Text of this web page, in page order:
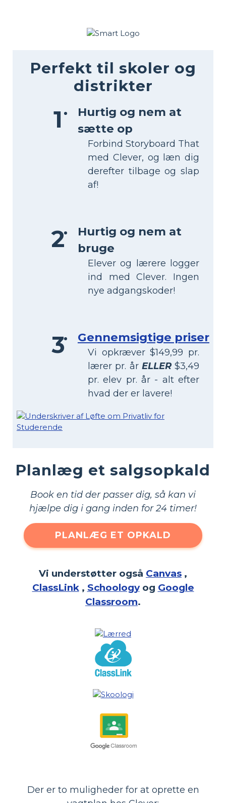
Perfekt til skoler og
distrikter
Hurtig og nem at
sætte op
Forbind Storyboard That
med Clever, og læn dig
derefter tilbage og slap
af!
Hurtig og nem at
bruge
Elever og lærere logger
ind med Clever. Ingen
nye adgangskoder!
Gennemsigtige priser
Vi opkræver $149,99 pr.
lærer pr. år ELLER$3,49
pr. elev pr. år - alt efter
hvad der er lavere!
Planlæg et salgsopkald
Book en tid der passer dig, så kan vi
hjælpe dig i gang inden for 24 timer!
PLANLÆG ET OPKALD
Vi understøtter også Canvas ,
ClassLink, Schoologyog Google
Classroom.
Der er to muligheder for at oprette en